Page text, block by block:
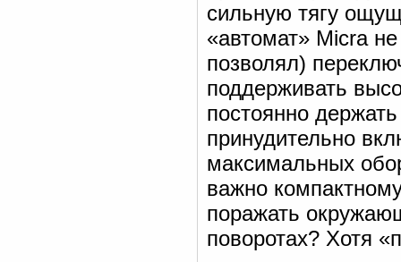
сильную тягу
«автомат» Micra
позволял)
поддерживать
постоянно
принудительно
максимальных
важно
поражать
поворотах? Хотя